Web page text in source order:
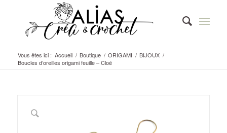
Vous êtes ici : Accueil / Boutique / ORIGAMI / BIJOUX /
Boucles d’oreilles origami feuille – Cloé